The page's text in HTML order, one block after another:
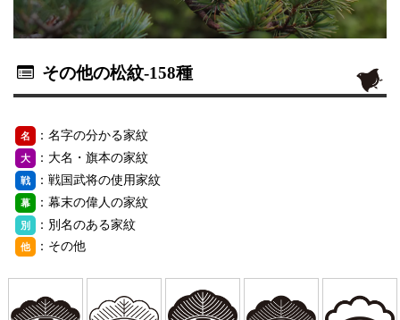
その他の松紋-158種
名 ：名字の分かる家紋
大 ：大名・旗本の家紋
戦 ：戦国武将の使用家紋
幕 ：幕末の偉人の家紋
別 ：別名のある家紋
他 ：その他